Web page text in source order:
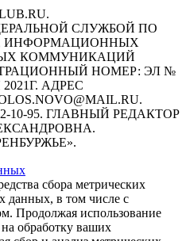
СЛУЖБОЙ ПО
ИНФОРМАЦИОННЫХ
КОММУНИКАЦИЙ
НОМЕР: ЭЛ №
АДРЕС
2-10-95. ГЛАВНЫЙ РЕДАКТОР
сбора метрических
данных, в том числе с
Продолжая использование
обработку ваших